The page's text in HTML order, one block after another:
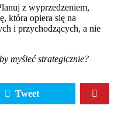
z wyprzedzeniem,
która opiera się na
i przychodzących, a nie
myśleć strategicznie?
Tweet